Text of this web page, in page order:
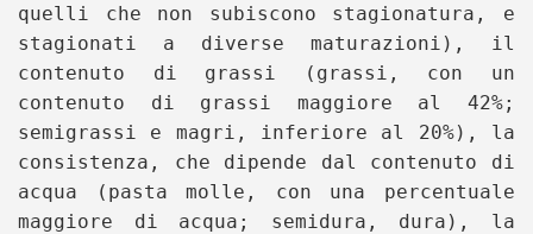
quelli che non subiscono stagionatura, e
stagionati a diverse maturazioni), il
contenuto di grassi (grassi, con un
contenuto di grassi maggiore al 42%;
semigrassi e magri, inferiore al 20%), la
consistenza, che dipende dal contenuto di
acqua (pasta molle, con una percentuale
maggiore di acqua; semidura, dura), la